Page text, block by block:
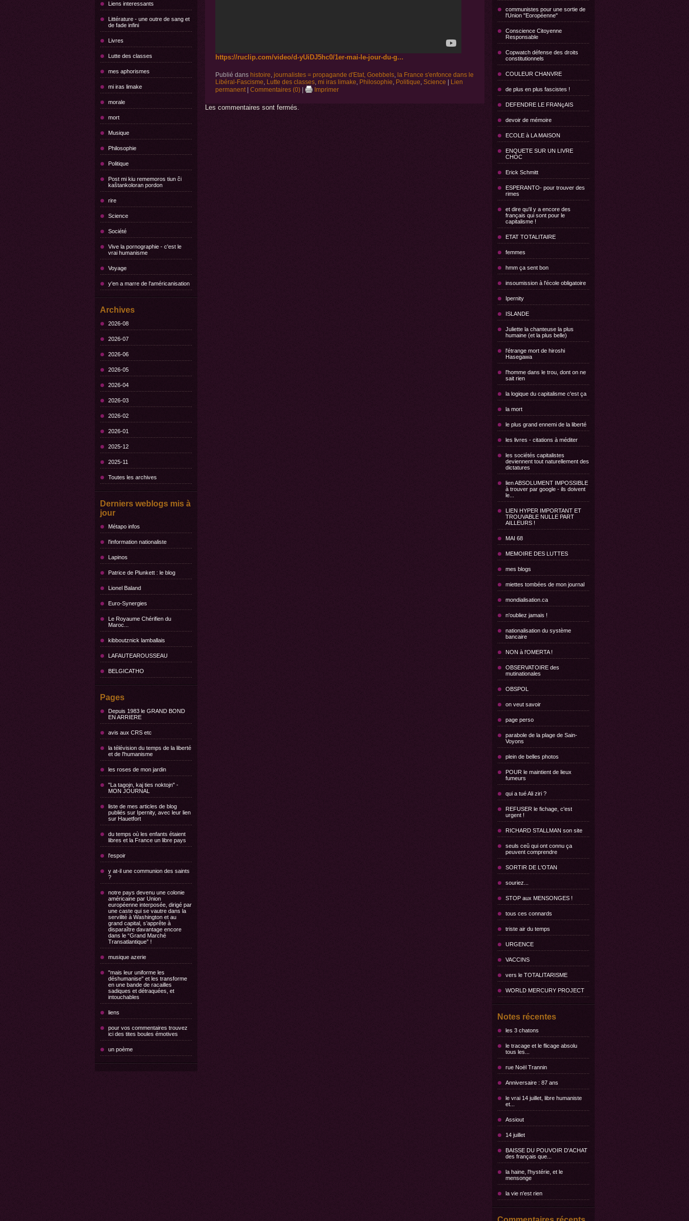
Liens interessants
Littérature - une outre de sang et
de fade infini
Livres
Lutte des classes
mes aphorismes
mi iras limake
morale
mort
Musique
Philosophie
Politique
Post mi kiu rememoros tiun ĉi
kaŝtankoloran pordon
rire
Science
Société
Vive la pornographie - c'est le
vrai humanisme
Voyage
y'en a marre de l'américanisation
Archives
2026-08
2026-07
2026-06
2026-05
2026-04
2026-03
2026-02
2026-01
2025-12
2025-11
Toutes les archives
Derniers weblogs mis à
jour
Métapo infos
l'information nationaliste
Lapinos
Patrice de Plunkett : le blog
Lionel Baland
Euro-Synergies
Le Royaume Chérifien du
Maroc...
kibboutznick lamballais
LAFAUTEAROUSSEAU
BELGICATHO
Pages
Depuis 1983 le GRAND BOND
EN ARRIERE
avis aux CRS etc
la télévision du temps de la liberté
et de l'humanisme
les roses de mon jardin
"La tagojn, kaj ties noktojn" -
MON JOURNAL
liste de mes articles de blog
publiés sur Ipernity, avec leur lien
sur Hauetfort
du temps où les enfants étaient
libres et la France un libre pays
l'espoir
y at-il une communion des saints
?
notre pays devenu une colonie
américaine par Union
européenne interposée, dirigé par
une caste qui se vautre dans la
servilité à Washington et au
grand capital, s’apprête à
disparaître davantage encore
dans le “Grand Marché
Transatlantique” !
musique azerie
"mais leur uniforme les
déshumanise" et les transforme
en une bande de racailles
sadiques et détraquées, et
intouchables
liens
pour vos commentaires trouvez
ici des tites boules émotives
un poème
communistes pour une sortie de
l'Union "Eoropéenne"
Conscience Citoyenne
Responsable
Copwatch défense des droits
constitutionnels
COULEUR CHANVRE
de plus en plus fascistes !
DEFENDRE LE FRANçAIS
devoir de mémoire
ECOLE à LA MAISON
ENQUETE SUR UN LIVRE
CHOC
Erick Schmitt
ESPERANTO- pour trouver des
rimes
et dire qu'il y a encore des
français qui sont pour le
capitalisme !
ETAT TOTALITAIRE
femmes
hmm ça sent bon
insoumission à l'école obligatoire
Ipernity
ISLANDE
Juliette la chanteuse la plus
humaine (et la plus belle)
l'étrange mort de hiroshi
Hasegawa
l'homme dans le trou, dont on ne
sait rien
la logique du capitalisme c'est ça
la mort
le plus grand ennemi de la liberté
les livres - citations à méditer
les sociétés capitalistes
deviennent tout naturellement des
dictatures
lien ABSOLUMENT IMPOSSIBLE
à trouver par google - ils doivent
le...
LIEN HYPER IMPORTANT ET
TROUVABLE NULLE PART
AILLEURS !
MAI 68
MEMOIRE DES LUTTES
mes blogs
miettes tombées de mon journal
mondialisation.ca
n'oubliez jamais !
nationalisation du système
bancaire
NON à l'OMERTA !
OBSERVATOIRE des
mutinationales
OBSPOL
on veut savoir
page perso
parabole de la plage de Sain-
Voyons
plein de belles photos
POUR le maintient de lieux
fumeurs
qui a tué Ali ziri ?
REFUSER le fichage, c'est
urgent !
RICHARD STALLMAN son site
seuls ceŭ qui ont connu ça
peuvent comprendre
SORTIR DE L'OTAN
souriez...
STOP aux MENSONGES !
tous ces connards
triste air du temps
URGENCE
VACCINS
vers le TOTALITARISME
WORLD MERCURY PROJECT
Notes récentes
les 3 chatons
le tracage et le flicage absolu
tous les...
rue Noël Trannin
Anniversaire : 87 ans
le vrai 14 juillet, libre humaniste
et...
Assiout
14 juillet
BAISSE DU POUVOIR D'ACHAT
des français que...
la haine, l'hystérie, et le
mensonge
la vie n'est rien
https://ruclip.com/video/d-yUiDJ5hc0/1er-mai-le-jour-du-g...
Publié dans histoire, journalistes = propagande d'Etat, Goebbels, la France s'enfonce dans le
Libéral-Fascisme, Lutte des classes, mi iras limake, Philosophie, Politique, Science
Lien
permanent| Commentaires (0)| Imprimer
Les commentaires sont fermés.